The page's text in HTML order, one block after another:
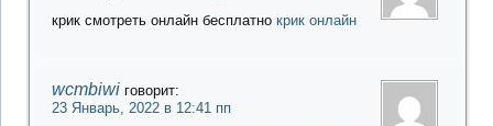
крик смотреть онлайн бесплатнокрик онлайн
wcmbiwi говорит:
23 Январь, 2022 в 12:41 пп